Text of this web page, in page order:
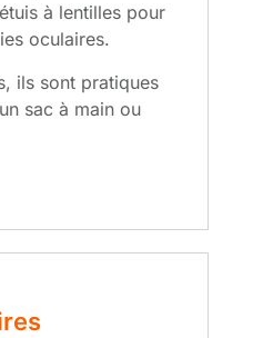
à lentilles pour
oculaires.
ils sont pratiques
sac à main ou